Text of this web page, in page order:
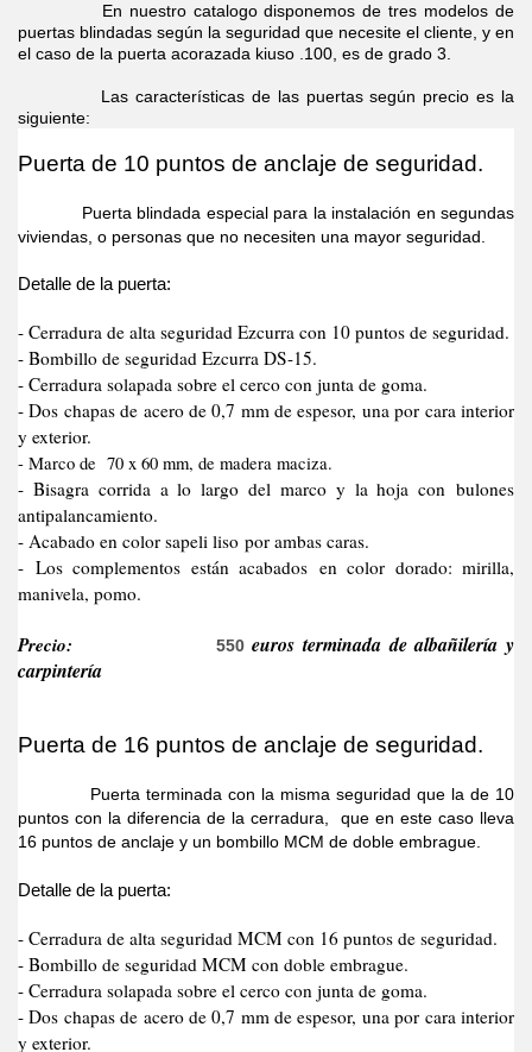
En nuestro catalogo disponemos de tres modelos de
puertas blindadas según la seguridad que necesite el cliente, y en
el caso de la puerta acorazada kiuso .100, es de grado 3.
Las características de las puertas según precio es la
siguiente:
Puerta de 10 puntos de anclaje de seguridad.
Puerta blindada especial para la instalación en segundas
viviendas, o personas que no necesiten una mayor seguridad.
Detalle de la puerta:
- Cerradura de alta seguridad Ezcurra con 10 puntos de seguridad.
- Bombillo de seguridad Ezcurra DS-15.
- Cerradura solapada sobre el cerco con junta de goma.
- Dos chapas de acero de 0,7 mm de espesor, una por cara interior
y exterior.
- Marco de 70 x 60 mm, de madera maciza.
- Bisagra corrida a lo largo del marco y la hoja con bulones
antipalancamiento.
- Acabado en color sapeli liso por ambas caras.
- Los complementos están acabados en color dorado: mirilla,
manivela, pomo.
Precio: 550euros terminada de albañilería y
carpintería
Puerta de 16 puntos de anclaje de seguridad.
Puerta terminada con la misma seguridad que la de 10
puntos con la diferencia de la cerradura, que en este caso lleva
16 puntos de anclaje y un bombillo MCM de doble embrague.
Detalle de la puerta:
- Cerradura de alta seguridad MCM con 16 puntos de seguridad.
- Bombillo de seguridad MCM con doble embrague.
- Cerradura solapada sobre el cerco con junta de goma.
- Dos chapas de acero de 0,7 mm de espesor, una por cara interior
y exterior.